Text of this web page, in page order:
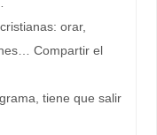
orar,
Compartir el
tiene que salir